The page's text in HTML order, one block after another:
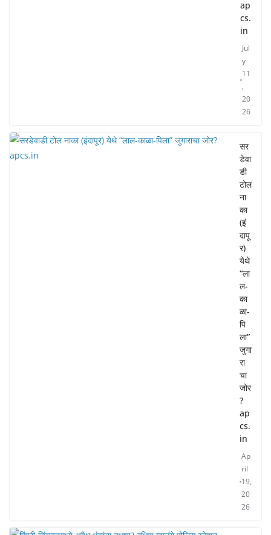
ap
cs.
in
Jul
y
11
,
20
26
सर
डेवा
डी
टोल
ना
का
(इं
दापू
र)
येथे
“ला
ल-
का
ळा-
पि
ला”
जुगा
रा
चा
जोर
?
ap
cs.
in
Ap
ril
19,
20
26